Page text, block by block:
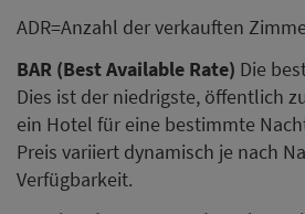
ADR=Anzahl der verkauften
BAR (Best Available Rate) Die
Dies ist der niedrigste, öffentlich
ein Hotel für eine bestimmte
Preis variiert dynamisch je nach
Verfügbarkeit.